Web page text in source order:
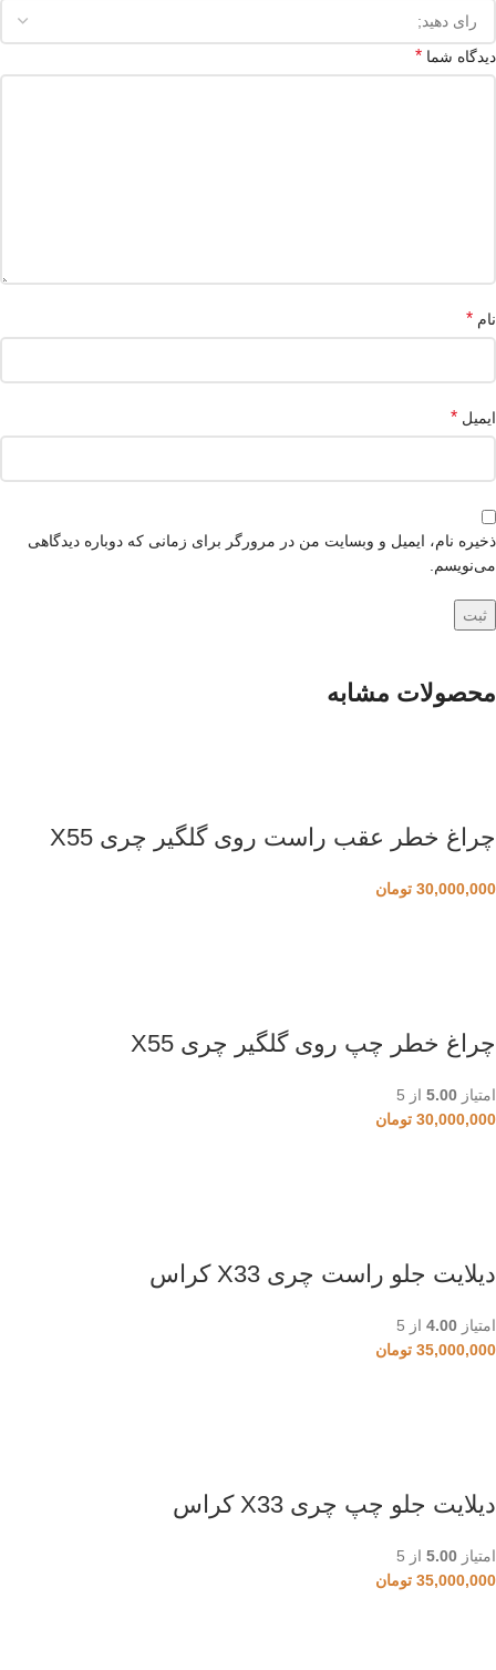
دیدگاه شما *
نام *
ایمیل *
ذخیره نام، ایمیل و وبسایت من در مرورگر برای زمانی که دوباره دیدگاهی
می‌نویسم.
محصولات مشابه
چراغ خطر عقب راست روی گلگیر چری X55
30,000,000 تومان
چراغ خطر چپ روی گلگیر چری X55
امتیاز 5.00 از 5
30,000,000 تومان
دیلایت جلو راست چری X33 کراس
امتیاز 4.00 از 5
35,000,000 تومان
دیلایت جلو چپ چری X33 کراس
امتیاز 5.00 از 5
35,000,000 تومان